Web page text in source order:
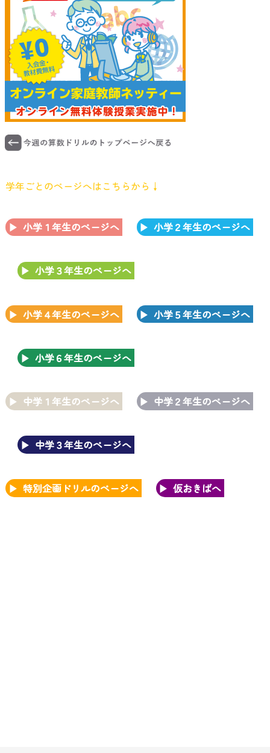
学年ごとのページへはこちらから↓
小学１年生のページへ 小学２年生のページへ
小学３年生のページへ
小学４年生のページへ 小学５年生のページへ
小学６年生のページへ
中学１年生のページへ 中学２年生のページへ
中学３年生のページへ
特別企画ドリルのページへ 仮おきばへ